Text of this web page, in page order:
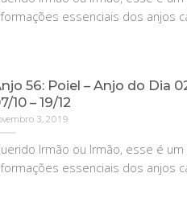
essenciais dos anjos
56: Poiel – Anjo do Dia
10 – 19/12
3, 2019
Irmão ou Irmão, esse é
essenciais dos anjos